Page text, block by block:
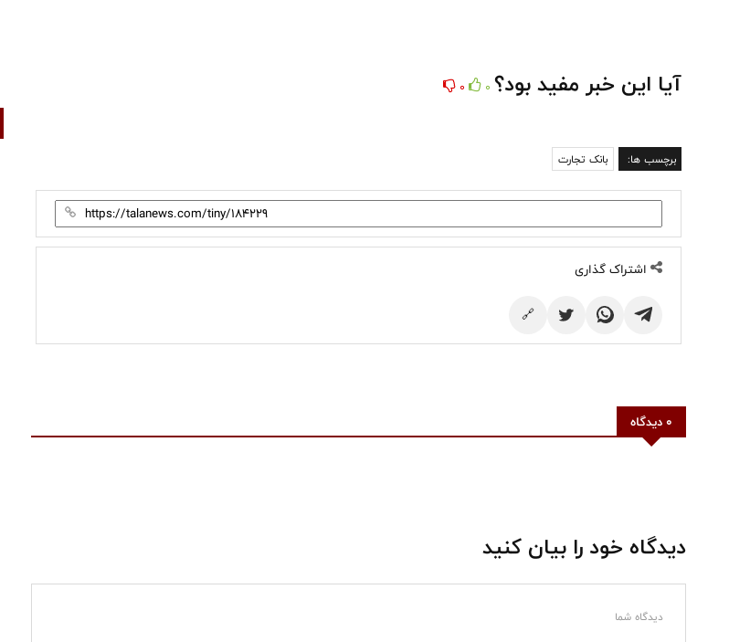
آیا این خبر مفید بود؟ 0
0
برچسب ها: بانک تجارت
اشتراک گذاری
🔗
0 دیدگاه
دیدگاه خود را بیان کنید